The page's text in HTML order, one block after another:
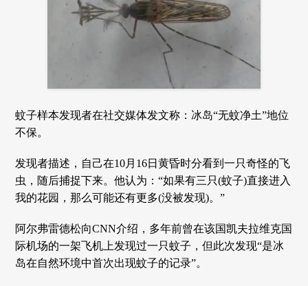
蚊子样本发现者在社交媒体发文称：冰岛“无蚊净土”地位
不保。
发现者描述，自己在10月16日黄昏时分看到一只奇怪的飞
虫，随后捕捉下来。他认为：“如果有三只(蚊子)直接进入
我的花园，那么可能还有更多(没被发现)。”
阿尔弗雷德松向CNN介绍，多年前曾在该国凯夫拉维克国
际机场的一架飞机上发现过一只蚊子，但此次发现“是冰
岛在自然环境中首次出现蚊子的记录”。